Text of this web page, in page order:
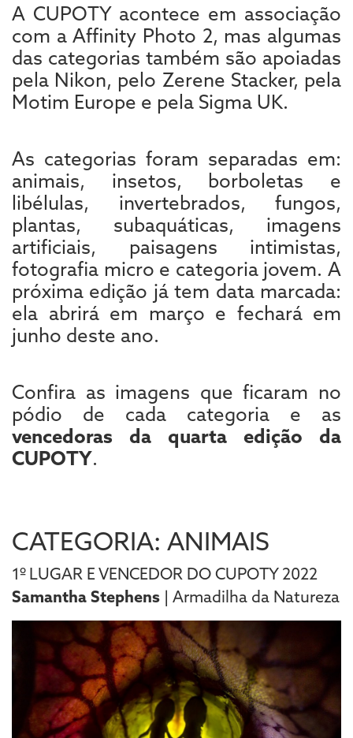
A CUPOTY acontece em associação
com a Affinity Photo 2, mas algumas
das categorias também são apoiadas
pela Nikon, pelo Zerene Stacker, pela
Motim Europe e pela Sigma UK.
As categorias foram separadas em:
animais, insetos, borboletas e
libélulas, invertebrados, fungos,
plantas, subaquáticas, imagens
artificiais, paisagens intimistas,
fotografia micro e categoria jovem. A
próxima edição já tem data marcada:
ela abrirá em março e fechará em
junho deste ano.
Confira as imagens que ficaram no
pódio de cada categoria e as
vencedoras da quarta edição da
CUPOTY.
CATEGORIA: ANIMAIS
1º LUGAR E VENCEDOR DO CUPOTY 2022
Samantha Stephens | Armadilha da Natureza